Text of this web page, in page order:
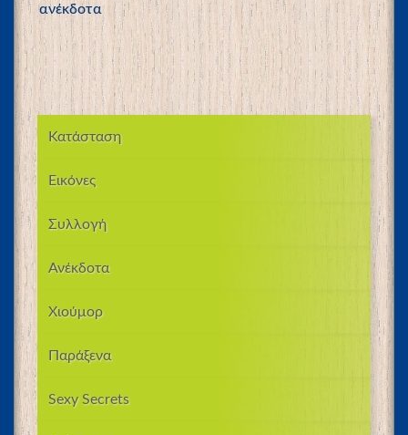
ανέκδοτα
Κατάσταση
Εικόνες
Συλλογή
Ανέκδοτα
Χιούμορ
Παράξενα
Sexy Secrets